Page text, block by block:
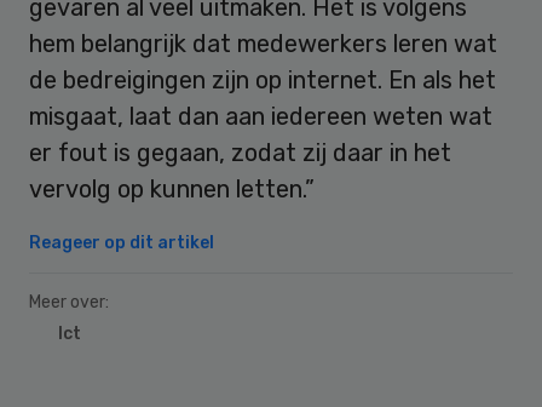
gevaren al veel uitmaken. Het is volgens
hem belangrijk dat medewerkers leren wat
de bedreigingen zijn op internet. En als het
misgaat, laat dan aan iedereen weten wat
er fout is gegaan, zodat zij daar in het
vervolg op kunnen letten.”
Reageer op dit artikel
Meer over:
Ict